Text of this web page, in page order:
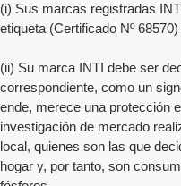
(i) Sus marcas registradas
etiqueta (Certificado Nº
(ii) Su marca INTI debe ser
correspondiente, como un
ende, merece una protección
investigación de mercado
local, quienes son las que
hogar y, por tanto, son